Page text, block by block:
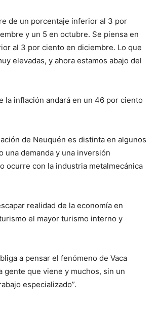
de un porcentaje inferior al 3 por
y un 5 en octubre. Se piensa en
al 3 por ciento en diciembre. Lo que
elevadas, y ahora estamos abajo del
la inflación andará en un 46 por ciento
de Neuquén es distinta en algunos
una demanda y una inversión
ocurre con la industria metalmecánica
realidad de la economía en
el mayor turismo interno y
a pensar el fenómeno de Vaca
gente que viene y muchos, sin un
especializado”.